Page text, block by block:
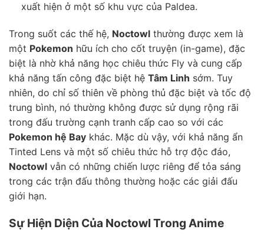
xuất hiện ở một số khu vực của Paldea.
Trong suốt các thế hệ, Noctowl thường được xem là
một Pokemon hữu ích cho cốt truyện (in-game), đặc
biệt là nhờ khả năng học chiêu thức Fly và cung cấp
khả năng tấn công đặc biệt hệ Tâm Linh sớm. Tuy
nhiên, do chỉ số thiên về phòng thủ đặc biệt và tốc độ
trung bình, nó thường không được sử dụng rộng rãi
trong đấu trường cạnh tranh cấp cao so với các
Pokemon hệ Bay khác. Mặc dù vậy, với khả năng ẩn
Tinted Lens và một số chiêu thức hỗ trợ độc đáo,
Noctowl vẫn có những chiến lược riêng để tỏa sáng
trong các trận đấu thông thường hoặc các giải đấu
giới hạn.
Sự Hiện Diện Của Noctowl Trong Anime